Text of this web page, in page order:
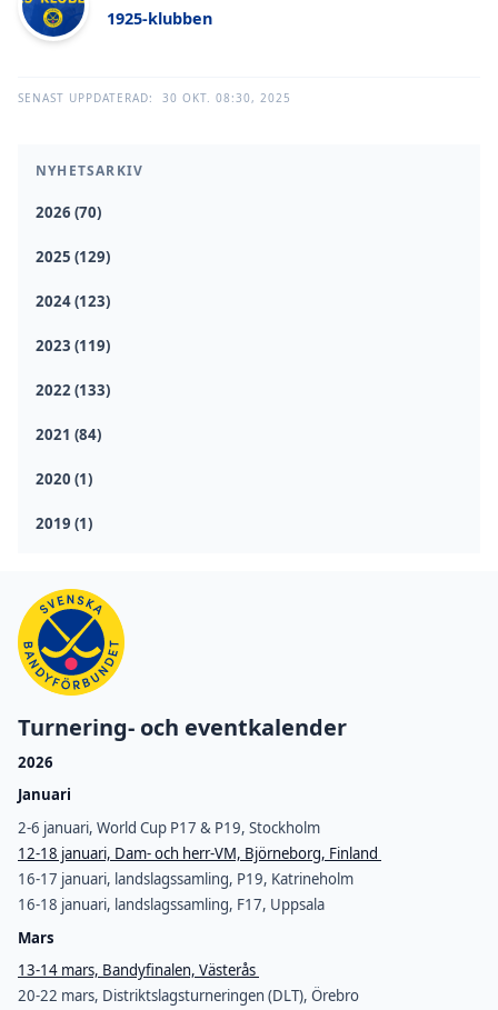
NYHETSARKIV
2026 (70)
2025 (129)
2024 (123)
2023 (119)
2022 (133)
2021 (84)
2020 (1)
2019 (1)
1925-klubben
SENAST UPPDATERAD: 30 OKT. 08:30, 2025
Turnering- och eventkalender
2026
Januari
2-6 januari, World Cup P17 & P19, Stockholm
12-18 januari, Dam- och herr-VM, Björneborg, Finland
16-17 januari, landslagssamling, P19, Katrineholm
16-18 januari, landslagssamling, F17, Uppsala
Mars
13-14 mars, Bandyfinalen, Västerås
20-22 mars, Distriktslagsturneringen (DLT), Örebro